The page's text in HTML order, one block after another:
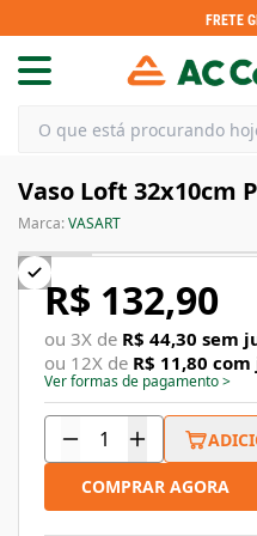
FRETE
Vaso Loft 32x10cm
Marca:VASART
R$ 132,90
ou 3X de R$ 44,30 sem
ou 12X de R$ 11,80 com
Ver formas de pagamento>
COMPRAR AGORA